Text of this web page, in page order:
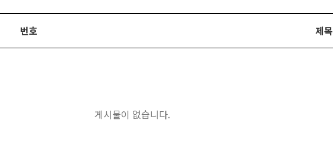
번호 제목
게시물이 없습니다.